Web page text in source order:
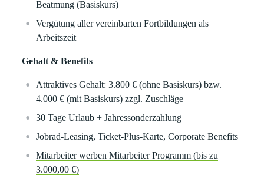
Beatmung (Basiskurs)
Vergütung aller vereinbarten Fortbildungen als
Arbeitszeit
Gehalt & Benefits
Attraktives Gehalt: 3.800 € (ohne Basiskurs) bzw.
4.000 € (mit Basiskurs) zzgl. Zuschläge
30 Tage Urlaub + Jahressonderzahlung
Jobrad-Leasing, Ticket-Plus-Karte, Corporate Benefits
Mitarbeiter werben Mitarbeiter Programm (bis zu
3.000,00 €)